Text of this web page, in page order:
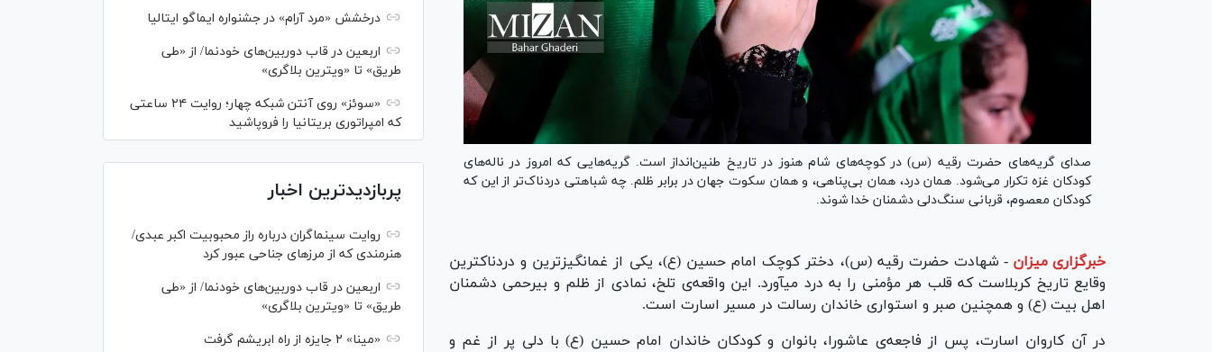
صدای گریه‌های حضرت رقیه (س) در کوچه‌های شام هنوز در تاریخ طنین‌انداز است. گریه‌هایی که امروز در ناله‌های
کودکان غزه تکرار می‌شود. همان درد، همان بی‌پناهی، و همان سکوت جهان در برابر ظلم. چه شباهتی دردناک‌تر از این که
کودکان معصوم، قربانی سنگ‌دلی دشمنان خدا شوند.
خبرگزاری میزان - شهادت حضرت رقیه (س)، دختر کوچک امام حسین (ع)، یکی از غمانگیزترین و دردناکترین
وقایع تاریخ کربلاست که قلب هر مؤمنی را به درد میآورد. این واقعه‌ی تلخ، نمادی از ظلم و بیرحمی دشمنان
اهل بیت (ع) و همچنین صبر و استواری خاندان رسالت در مسیر اسارت است.
در آن کاروان اسارت، پس از فاجعه‌ی عاشورا، بانوان و کودکان خاندان امام حسین (ع) با دلی پر از غم و
درخشش «مرد آرام» در جشنواره ایماگو ایتالیا
اربعین در قاب دوربین‌های خودنما/ از «طی
طریق» تا «ویترین بلاگری»
«سوئز» روی آنتن شبکه چهار؛ روایت ۲۴ ساعتی
که امپراتوری بریتانیا را فروپاشید
پربازدیدترین اخبار
روایت سینماگران درباره راز محبوبیت اکبر عبدی/
هنرمندی که از مرزهای جناحی عبور کرد
اربعین در قاب دوربین‌های خودنما/ از «طی
طریق» تا «ویترین بلاگری»
«مینا» ۲ جایزه از راه ابریشم گرفت